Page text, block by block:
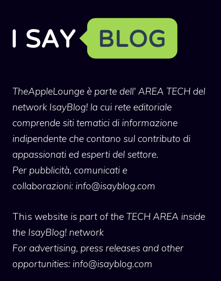
TheAppleLounge è parte dell' AREA TECH del
network IsayBlog! la cui rete editoriale
comprende siti tematici di informazione
indipendente che contano sul contributo di
appassionati ed esperti del settore.
Per pubblicità, comunicati e
collaborazioni: info@isayblog.com
This website is part of the TECH AREA inside
the IsayBlog! network
For advertising, press releases and other
opportunities: info@isayblog.com